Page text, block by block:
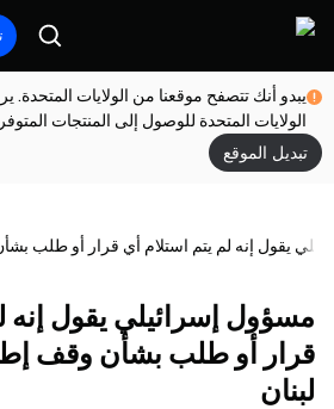
يبدو أنك تتصفح موقعنا من الولايات المتحدة.
الولايات المتحدة للوصول إلى المنتجات
تبديل الموقع
يقول إنه لم يتم استلام أي قرار أو طلب
مسؤول إسرائيلي يقول إنه
قرار أو طلب بشأن وقف
لبنان